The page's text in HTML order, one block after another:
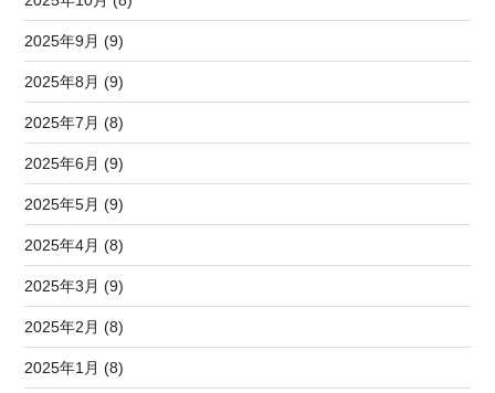
2025年9月 (9)
2025年8月 (9)
2025年7月 (8)
2025年6月 (9)
2025年5月 (9)
2025年4月 (8)
2025年3月 (9)
2025年2月 (8)
2025年1月 (8)